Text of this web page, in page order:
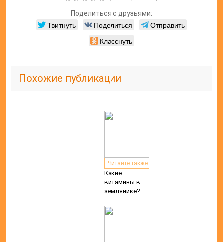
Поделиться с друзьями:
Твитнуть Поделиться
Отправить
Класснуть
Похожие публикации
Читайте также:
Какие
витамины в
землянике?